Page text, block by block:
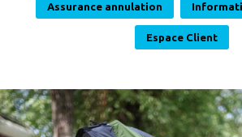
Assurance annulation
Espace Client